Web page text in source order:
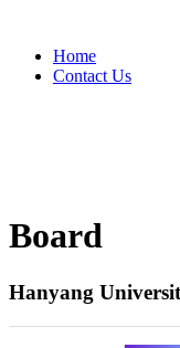
Home
Contact Us
Board
Hanyang